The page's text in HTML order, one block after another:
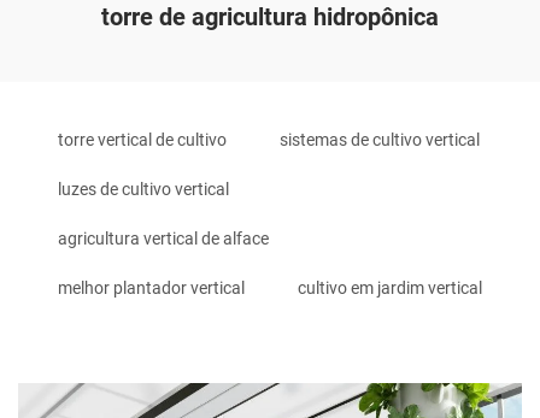
torre de agricultura hidropônica
torre vertical de cultivo sistemas de cultivo vertical
luzes de cultivo vertical
agricultura vertical de alface
melhor plantador vertical cultivo em jardim vertical